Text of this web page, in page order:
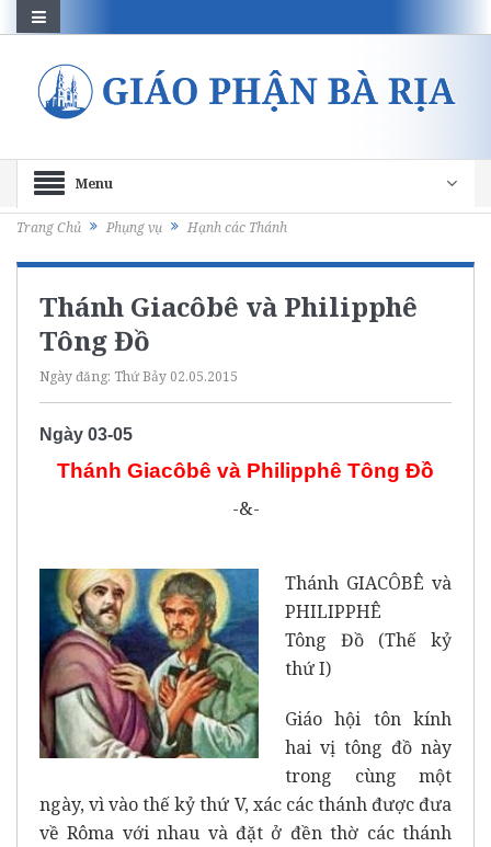
Menu
Trang Chủ Phụng vụ Hạnh các Thánh
Thánh Giacôbê và Philipphê
Tông Đồ
Ngày đăng: Thứ Bảy 02.05.2015
Ngày 03-05
Thánh Giacôbê và Philipphê Tông Đồ
-&-
Thánh GIACÔBÊ và
PHILIPPHÊ
Tông Đồ (Thế kỷ
thứ I)
Giáo hội tôn kính
hai vị tông đồ này
trong cùng một
ngày, vì vào thế kỷ thứ V, xác các thánh được đưa
về Rôma với nhau và đặt ở đền thờ các thánh